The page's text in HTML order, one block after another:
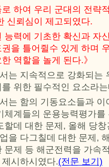
로 하여 우리 군대의 전략
신뢰심이 제고되였다.
능력에 기초한 확신과 자
을 틀어쥘수 있게 하며
역할을 놀게 된다.》
는 지속적으로 강화되는
위한 필수적인 요소라
는 함의 기동요소들과
체계들의 운용능력평가
할데 대한 문제, 올해 당
을 다그칠데 대한 문제,
문제 등 해군전력을 가속
시하시였다.(전문 보기)